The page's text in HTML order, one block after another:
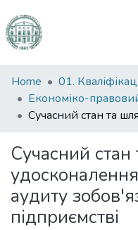
Communities
&
Collections
Statistics
Home
Сучасний
удосконалення
аудиту
підприємстві